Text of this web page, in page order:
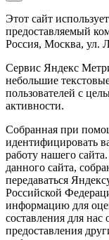
Этот сайт
предоставляемый
Россия, Москва, ул.
Сервис Яндекс
небольшие
пользователей с
активности.
Собранная при
идентифицировать
работу нашего
данного сайта,
передаваться
Российской
информацию для
составления для нас
предоставления